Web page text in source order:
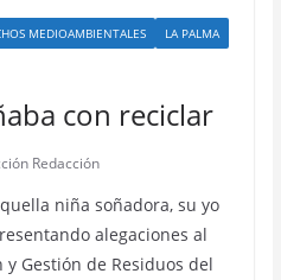
MEDIOAMBIENTALES
LA PALMA
con reciclar
Redacción
niña soñadora, su yo
alegaciones al
Gestión de Residuos del